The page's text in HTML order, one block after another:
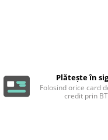
Plătește în
Folosind orice card
credit prin BT